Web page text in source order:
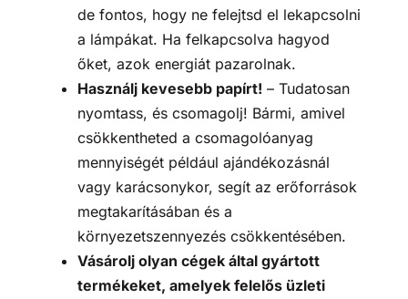
de fontos, hogy ne felejtsd el lekapcsolni
a lámpákat. Ha felkapcsolva hagyod
őket, azok energiát pazarolnak.
Használj kevesebb papírt! – Tudatosan
nyomtass, és csomagolj! Bármi, amivel
csökkentheted a csomagolóanyag
mennyiségét például ajándékozásnál
vagy karácsonykor, segít az erőforrások
megtakarításában és a
környezetszennyezés csökkentésében.
Vásárolj olyan cégek által gyártott
termékeket, amelyek felelős üzleti